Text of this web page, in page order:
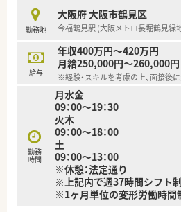
の先駆けとして展開しているような
■患者様に選ばれる薬局を目指す
の機能を主に発揮しています。
◎専門医療機関連携
がん等の専門的な薬学管理に関係
◎地域連携
入退院時の医療機関等との情報連
と連携しながら一元的･継続的に対
≪研修体制が非常に整っています！≫
■新人集合研修
⇒新人同士ペアになって服薬指導
に注射薬等の器具に触れることで
つけます。
■オーベン・ネーベン制
⇒新人（ネーベン）に指導役の先輩
勤務地
大阪府 大阪市鶴見区
今福鶴見駅 (大阪メトロ長堀鶴見緑
給与
年収400万円～420万円
月給250,000円～260,000円
※経験・スキルを考慮の上、面接後
勤務
時間
月水金
09：00～19：30
火木
09：00～18：00
土
09：00～13：00
※休憩：法定通り
※上記内で週37時間シフト
※1ヶ月単位の変形労働時間